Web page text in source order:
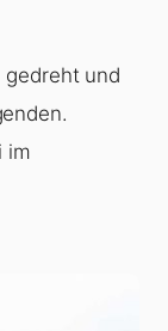
gedreht und
im